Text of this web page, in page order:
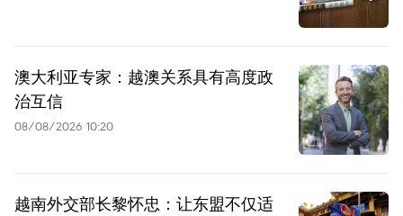
澳大利亚专家：越澳关系具有高度政
治互信
08/08/2026 10:20
越南外交部长黎怀忠：让东盟不仅适